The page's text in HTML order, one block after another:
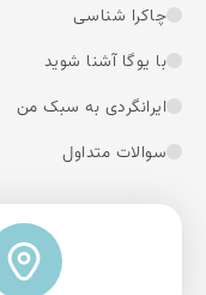
چاکرا شناسی
با یوگا آشنا شوید
ایرانگردی به سبک من
سوالات متداول